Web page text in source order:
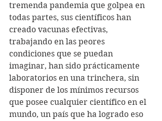
tremenda pandemia que golpea en
todas partes, sus científicos han
creado vacunas efectivas,
trabajando en las peores
condiciones que se puedan
imaginar, han sido prácticamente
laboratorios en una trinchera, sin
disponer de los mínimos recursos
que posee cualquier científico en el
mundo, un país que ha logrado eso